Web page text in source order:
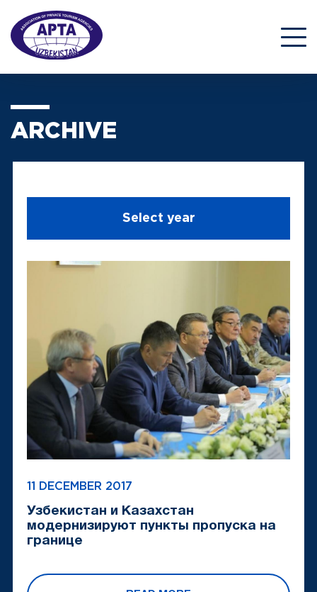
ARCHIVE
11 DECEMBER 2017
Узбекистан и Казахстан
модернизируют пункты пропуска на
границе
Select year